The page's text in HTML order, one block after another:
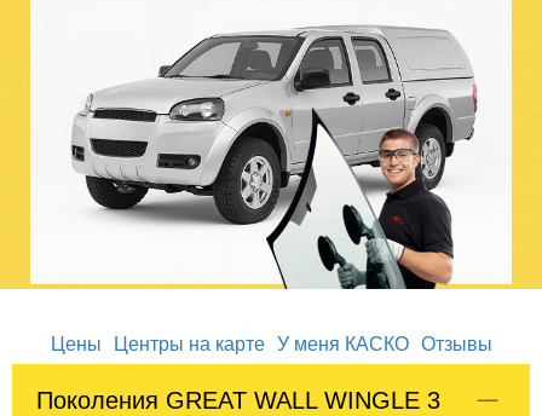
Цены Центры на карте У меня КАСКО Отзывы
Поколения GREAT WALL WINGLE 3